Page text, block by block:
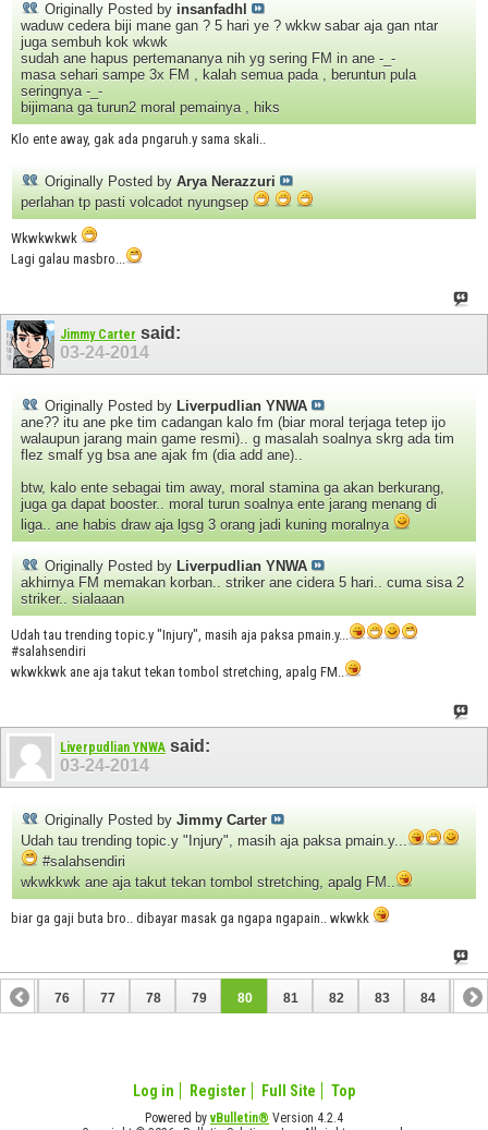
Originally Posted by insanfadhl
waduw cedera biji mane gan ? 5 hari ye ? wkkw sabar aja gan ntar
juga sembuh kok wkwk
sudah ane hapus pertemananya nih yg sering FM in ane -_-
masa sehari sampe 3x FM , kalah semua pada , beruntun pula
seringnya -_-
bijimana ga turun2 moral pemainya , hiks
Klo ente away, gak ada pngaruh.y sama skali..
Originally Posted by Arya Nerazzuri
perlahan tp pasti volcadot nyungsep
Wkwkwkwk
Lagi galau masbro...
Jimmy Carter said:
03-24-2014
Originally Posted by Liverpudlian YNWA
ane?? itu ane pke tim cadangan kalo fm (biar moral terjaga tetep ijo
walaupun jarang main game resmi).. g masalah soalnya skrg ada tim
flez smalf yg bsa ane ajak fm (dia add ane)..
btw, kalo ente sebagai tim away, moral stamina ga akan berkurang,
juga ga dapat booster.. moral turun soalnya ente jarang menang di
liga.. ane habis draw aja lgsg 3 orang jadi kuning moralnya
Originally Posted by Liverpudlian YNWA
akhirnya FM memakan korban.. striker ane cidera 5 hari.. cuma sisa 2
striker.. sialaaan
Udah tau trending topic.y "Injury", masih aja paksa pmain.y...
#salahsendiri
wkwkkwk ane aja takut tekan tombol stretching, apalg FM..
Liverpudlian YNWA said:
03-24-2014
Originally Posted by Jimmy Carter
Udah tau trending topic.y "Injury", masih aja paksa pmain.y...
#salahsendiri
wkwkkwk ane aja takut tekan tombol stretching, apalg FM..
biar ga gaji buta bro.. dibayar masak ga ngapa ngapain.. wkwkk
75 76 77 78 79 80 81 82 83 84 85
Log in Register Full Site Top
Powered byvBulletin® Version 4.2.4